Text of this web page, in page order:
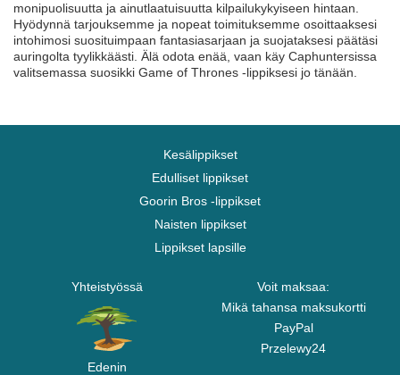
monipuolisuutta ja ainutlaatuisuutta kilpailukykyiseen hintaan.
Hyödynnä tarjouksemme ja nopeat toimituksemme osoittaaksesi
intohimosi suosituimpaan fantasiasarjaan ja suojataksesi päätäsi
auringolta tyylikkäästi. Älä odota enää, vaan käy Caphuntersissa
valitsemassa suosikki Game of Thrones -lippiksesi jo tänään.
Kesälippikset
Edulliset lippikset
Goorin Bros -lippikset
Naisten lippikset
Lippikset lapsille
Yhteistyössä
Edenin
Voit maksaa:
Mikä tahansa maksukortti
PayPal
Przelewy24